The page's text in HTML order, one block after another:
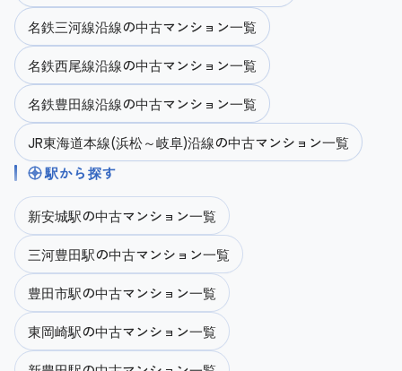
名鉄三河線沿線の中古マンション一覧
名鉄西尾線沿線の中古マンション一覧
名鉄豊田線沿線の中古マンション一覧
JR東海道本線(浜松～岐阜)沿線の中古マンション一覧
駅から探す
新安城駅の中古マンション一覧
三河豊田駅の中古マンション一覧
豊田市駅の中古マンション一覧
東岡崎駅の中古マンション一覧